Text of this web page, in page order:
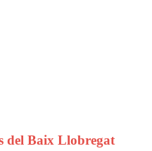
del Baix Llobregat